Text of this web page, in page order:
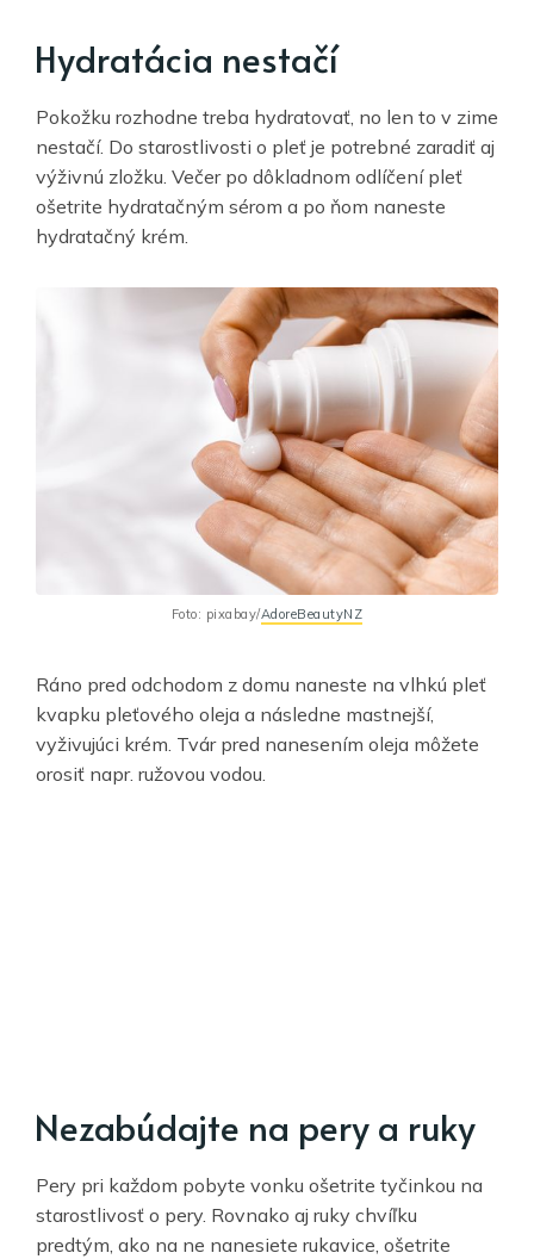
Hydratácia nestačí
Pokožku rozhodne treba hydratovať, no len to v zime
nestačí. Do starostlivosti o pleť je potrebné zaradiť aj
výživnú zložku. Večer po dôkladnom odlíčení pleť
ošetrite hydratačným sérom a po ňom naneste
hydratačný krém.
Foto: pixabay/AdoreBeautyNZ
Ráno pred odchodom z domu naneste na vlhkú pleť
kvapku pleťového oleja a následne mastnejší,
vyživujúci krém. Tvár pred nanesením oleja môžete
orosiť napr. ružovou vodou.
Nezabúdajte na pery a ruky
Pery pri každom pobyte vonku ošetrite tyčinkou na
starostlivosť o pery. Rovnako aj ruky chvíľku
predtým, ako na ne nanesiete rukavice, ošetrite